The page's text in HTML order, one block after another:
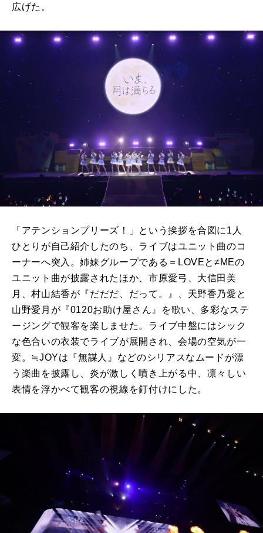
広げた。
「アテンションプリーズ！」という挨拶を合図に1人
ひとりが自己紹介したのち、ライブはユニット曲のコ
ーナーへ突入。姉妹グループである＝LOVEと≠MEの
ユニット曲が披露されたほか、市原愛弓、大信田美
月、村山結香が『だだだ、だって。』、天野香乃愛と
山野愛月が『0120お助け屋さん』を歌い、多彩なステ
ージングで観客を楽しませた。ライブ中盤にはシック
な色合いの衣装でライブが展開され、会場の空気が一
変。≒JOYは『無謀人』などのシリアスなムードが漂
う楽曲を披露し、炎が激しく噴き上がる中、凛々しい
表情を浮かべて観客の視線を釘付けにした。